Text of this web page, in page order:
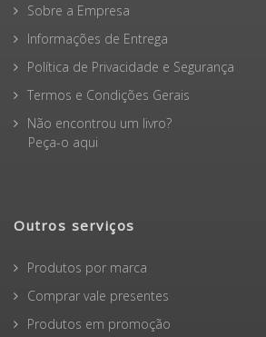
Sobre a Empresa
Informações de Entrega
Política de Privacidade e Segurança
Termos e Condições Gerais
Não encontrou um livro?
Peça-o aqui
Outros serviços
Produtos por marca
Comprar vale presentes
Produtos em promoção